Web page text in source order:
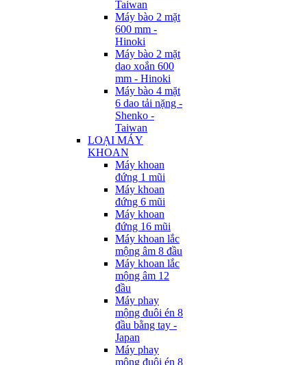
Taiwan
Máy bào 2 mặt
600 mm -
Hinoki
Máy bào 2 mặt
dao xoắn 600
mm - Hinoki
Máy bào 4 mặt
6 dao tải nặng -
Shenko -
Taiwan
LOẠI MÁY
KHOAN
Máy khoan
đứng 1 mũi
Máy khoan
đứng 6 mũi
Máy khoan
đứng 16 mũi
Máy khoan lắc
mộng âm 8 đầu
Máy khoan lắc
mộng âm 12
đầu
Máy phay
mộng đuôi én 8
đầu bằng tay -
Japan
Máy phay
mộng đuôi én 8